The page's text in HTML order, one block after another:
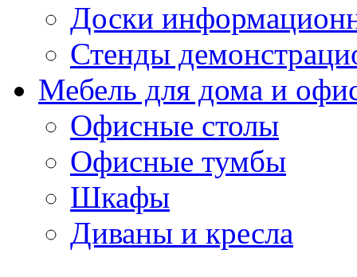
Доски
Стенды
Мебель для дома и
Офисные столы
Офисные тумбы
Шкафы
Диваны и кресла